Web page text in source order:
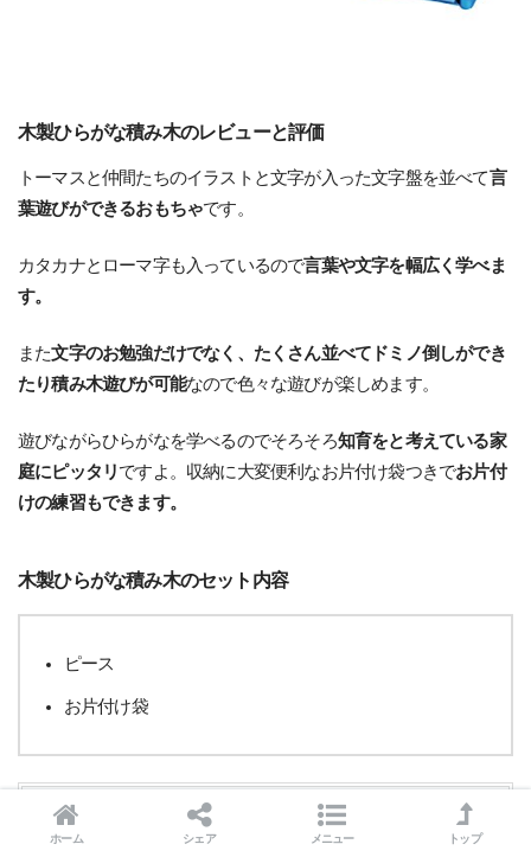
木製ひらがな積み木のレビューと評価
トーマスと仲間たちのイラストと文字が入った文字盤を並べて言
葉遊びができるおもちゃです。
カタカナとローマ字も入っているので言葉や文字を幅広く学べま
す。
また文字のお勉強だけでなく、たくさん並べてドミノ倒しができ
たり積み木遊びが可能なので色々な遊びが楽しめます。
遊びながらひらがなを学べるのでそろそろ知育をと考えている家
庭にピッタリですよ。収納に大変便利なお片付け袋つきでお片付
けの練習もできます。
木製ひらがな積み木のセット内容
ピース
お片付け袋
トーマス木製 ひらがなつみき TWT-008
posted with カエレバ
ホーム シェア メニュー トップ